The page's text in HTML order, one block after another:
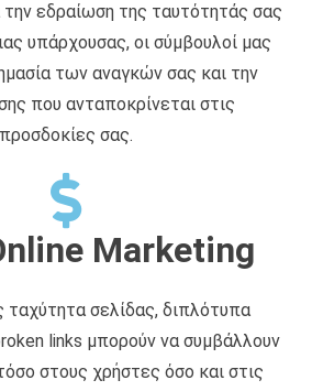
την εδραίωση της ταυτότητάς σας
υπάρχουσας, οι σύμβουλοί μας
των αναγκών σας και την
που ανταποκρίνεται στις
προσδοκίες σας.
Marketing
ταχύτητα σελίδας, διπλότυπα
links μπορούν να συμβάλλουν
στους χρήστες όσο και στις